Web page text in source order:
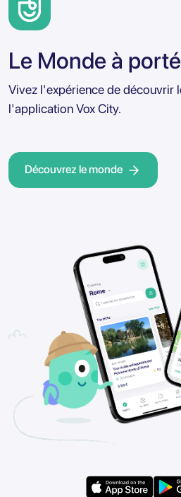
Le Monde à
Vivez l'expérience de découvrir
l'application Vox City.
Découvrez le monde